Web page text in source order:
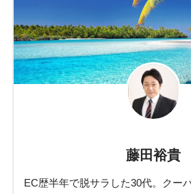
藤田裕貴
EC歴半年で脱サラした30代。クー